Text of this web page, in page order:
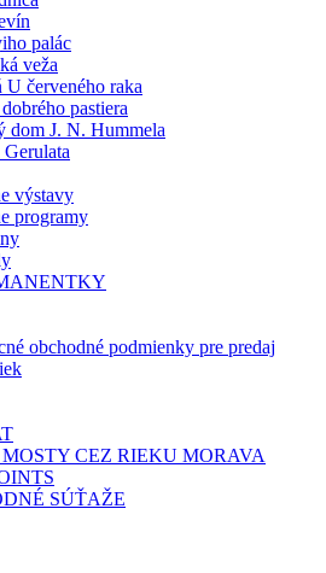
palác
veža
U červeného raka
pastiera
dom J. N. Hummela
výstavy
programy
obchodné podmienky pre predaj
CEZ RIEKU MORAVA
SÚŤAŽE